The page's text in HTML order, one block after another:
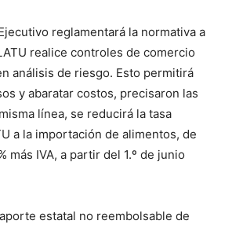
reglamentará la normativa a
realice controles de comercio
análisis de riesgo. Esto permitirá
y abaratar costos, precisaron las
línea, se reducirá la tasa
a la importación de alimentos, de
más IVA, a partir del 1.º de junio
estatal no reembolsable de